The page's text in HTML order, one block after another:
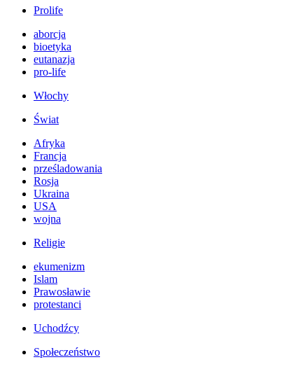
Prolife
aborcja
bioetyka
eutanazja
pro-life
Włochy
Świat
Afryka
Francja
prześladowania
Rosja
Ukraina
USA
wojna
Religie
ekumenizm
Islam
Prawosławie
protestanci
Uchodźcy
Społeczeństwo